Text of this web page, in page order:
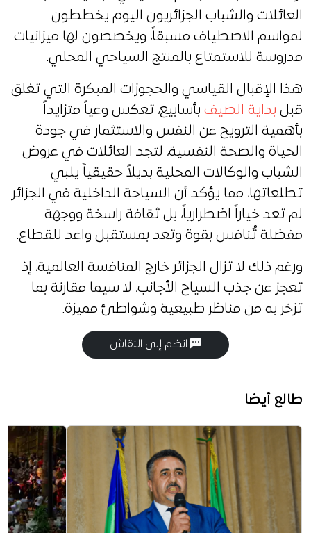
العائلات والشباب الجزائريون اليوم يخططون
لمواسم الاصطياف مسبقاً، ويخصصون لها ميزانيات
مدروسة للاستمتاع بالمنتج السياحي المحلي.
هذا الإقبال القياسي والحجوزات المبكرة التي تغلق
قبل بداية الصيف بأسابيع، تعكس وعياً متزايداً
بأهمية الترويح عن النفس والاستثمار في جودة
الحياة والصحة النفسية، لتجد العائلات في عروض
الشباب والوكالات المحلية بديلاً حقيقياً يلبي
تطلعاتها، مما يؤكد أن السياحة الداخلية في الجزائر
لم تعد خياراً اضطرارياً، بل ثقافة راسخة ووجهة
مفضلة تُنافس بقوة وتعد بمستقبل واعد للقطاع.
ورغم ذلك لا تزال الجزائر خارج المنافسة العالمية، إذ
تعجز عن جذب السياح الأجانب، لا سيما مقارنة بما
تزخر به من مناظر طبيعية وشواطئ مميزة.
انضم إلى النقاش
طالع أيضا